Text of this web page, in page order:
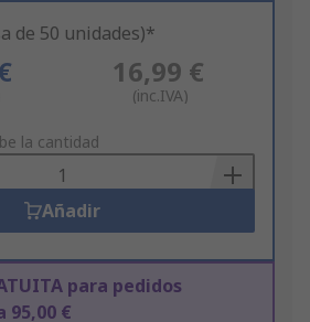
de 50 unidades)*
16,99 €
(inc.IVA)
la cantidad
Añadir
para pedidos
95,00 €